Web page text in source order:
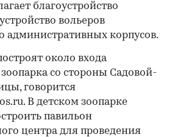
благоустройство
вольеров
административных корпусов.
около входа
со стороны Садовой-
говорится
В детском зоопарке
павильон
центра для проведения